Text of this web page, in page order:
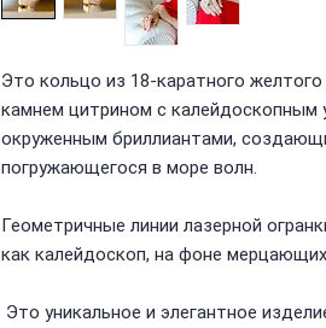
Это кольцо из 18-каратного
камнем цитрином с калейдоскопным
окруженным бриллиантами,
погружающегося в море волн.
Геометричные линии лазерной
как калейдоскоп, на фоне
Это уникальное и элегантное